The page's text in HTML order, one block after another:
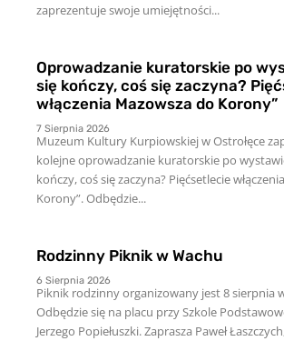
zaprezentuje swoje umiejętności...
Oprowadzanie kuratorskie po
się kończy, coś się zaczyna?
włączenia Mazowsza do Korony”
7 Sierpnia 2026
Muzeum Kultury Kurpiowskiej w Ostrołęce
kolejne oprowadzanie kuratorskie po
kończy, coś się zaczyna? Pięćsetlecie
Korony”. Odbędzie...
Rodzinny Piknik w Wachu
6 Sierpnia 2026
Piknik rodzinny organizowany jest 8 sierpnia
Odbędzie się na placu przy Szkole
Jerzego Popiełuszki. Zaprasza Paweł Łaszczych, dyrektor